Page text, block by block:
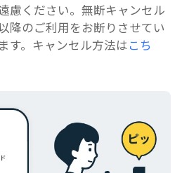
慮ください。無断キャンセル
降のご利用をお断りさせてい
す。キャンセル方法はこち